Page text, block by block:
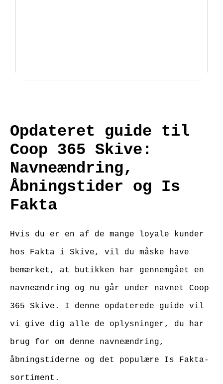
Opdateret guide til
Coop 365 Skive:
Navneændring,
Åbningstider og Is
Fakta
Hvis du er en af de mange loyale kunder
hos Fakta i Skive, vil du måske have
bemærket, at butikken har gennemgået en
navneændring og nu går under navnet Coop
365 Skive. I denne opdaterede guide vil
vi give dig alle de oplysninger, du har
brug for om denne navneændring,
åbningstiderne og det populære Is Fakta-
sortiment.